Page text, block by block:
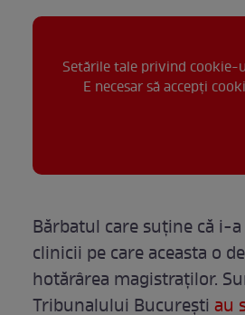
Setările tale privind cookie-
E necesar să accepți
Bărbatul care suține că i-
clinicii pe care aceasta o
hotărârea magistraților.
Tribunalului București au